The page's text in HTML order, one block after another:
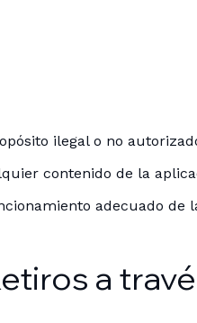
ilegal o no
contenido de la
adecuado de
a